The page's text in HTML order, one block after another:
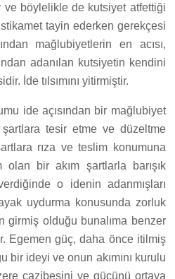
böylelikle de kutsiyet atfettiği
tayin ederken gerekçesi
mağlubiyetlerin en acısı,
adanılan kutsiyetin kendini
İde tılsımını yitirmiştir.
ide açısından bir mağlubiyet
tesir etme ve düzeltme
rıza ve teslim konumuna
bir akım şartlarla barışık
o idenin adanmışları
uydurma konusunda zorluk
girmiş olduğu bunalıma benzer
Egemen güç, daha önce itilmiş
bir ideyi ve onun akımını kurulu
cazibesini ve gücünü ortaya